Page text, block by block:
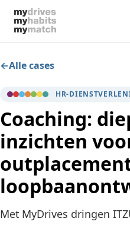
De methode
geeft mensen inzicht
ontwikkelt individuen en teams
MyMatch
selecteert de juiste mensen
Analytics AI
Toepassingen
Vergelijken
Certificeringen
Online Basis Certificering
Inschrijven
Referenties
Consultants
Consultancy
Meer
Over ons
Tools
Cases
Contact
Doe de
Alle cases
HR-
Coaching:
inzichten
Met MyDrives dringen